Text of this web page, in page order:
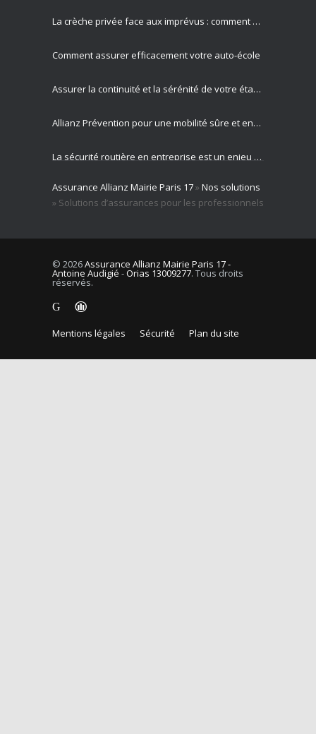
La crèche privée face aux imprévus : comment Allianz protège vos missions les plus précieuses
Comment assurer efficacement votre auto-école
Assurer la continuité et la sérénité de votre établissement privé
Allianz Prévention pour une mobilité sûre et engagement sociétal
La sécurité routière en entreprise est un enjeu majeur pour votre activité professionnelle
Allianz est votre partenaire expert en gestion des risques routiers
Assurance Allianz Mairie Paris 17» Nos solutions
» Solutions d’assurances pour les professionnels
© 2026Assurance Allianz Mairie Paris 17 -
Antoine Audigié -Orias 13009277. Tous droits
réservés.
Mentions légales Sécurité Plan du site